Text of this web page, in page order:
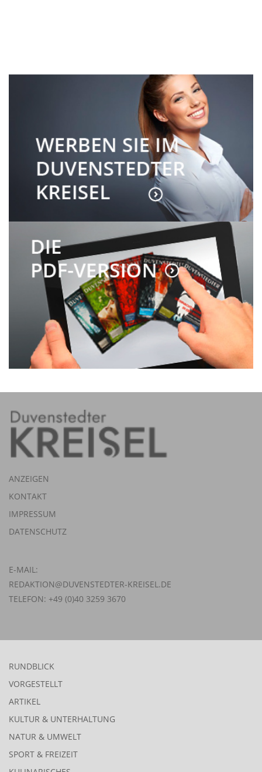
ANZEIGEN
KONTAKT
IMPRESSUM
DATENSCHUTZ
E-MAIL:
REDAKTION@DUVENSTEDTER-KREISEL.DE
TELEFON: +49 (0)40 3259 3670
RUNDBLICK
VORGESTELLT
ARTIKEL
KULTUR & UNTERHALTUNG
NATUR & UMWELT
SPORT & FREIZEIT